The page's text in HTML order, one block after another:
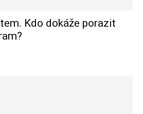
Kdo dokáže porazit